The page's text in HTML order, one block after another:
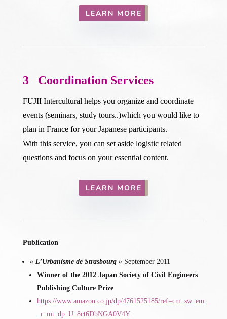
LEARN MORE
3 Coordination Services
FUJII Intercultural helps you organize and coordinate
events (seminars, study tours..)which you would like to
plan in France for your Japanese participants.
With this service, you can set aside logistic related
questions and focus on your essential content.
LEARN MORE
Publication
« L’Urbanisme de Strasbourg » September 2011
Winner of the 2012 Japan Society of Civil Engineers
Publishing Culture Prize
https://www.amazon.co.jp/dp/4761525185/ref=cm_sw_em
_r_mt_dp_U_8ct6DbNGA0V4Y